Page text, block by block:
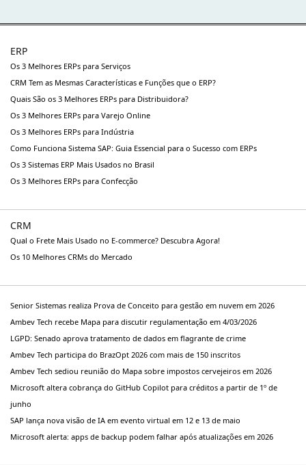
ERP
Os 3 Melhores ERPs para Serviços
CRM Tem as Mesmas Características e Funções que o ERP?
Quais São os 3 Melhores ERPs para Distribuidora?
Os 3 Melhores ERPs para Varejo Online
Os 3 Melhores ERPs para Indústria
Como Funciona Sistema SAP: Guia Essencial para o Sucesso com ERPs
Os 3 Sistemas ERP Mais Usados no Brasil
Os 3 Melhores ERPs para Confecção
CRM
Qual o Frete Mais Usado no E-commerce? Descubra Agora!
Os 10 Melhores CRMs do Mercado
Senior Sistemas realiza Prova de Conceito para gestão em nuvem em 2026
Ambev Tech recebe Mapa para discutir regulamentação em 4/03/2026
LGPD: Senado aprova tratamento de dados em flagrante de crime
Ambev Tech participa do BrazOpt 2026 com mais de 150 inscritos
Ambev Tech sediou reunião do Mapa sobre impostos cervejeiros em 2026
Microsoft altera cobrança do GitHub Copilot para créditos a partir de 1º de
junho
SAP lança nova visão de IA em evento virtual em 12 e 13 de maio
Microsoft alerta: apps de backup podem falhar após atualizações em 2026